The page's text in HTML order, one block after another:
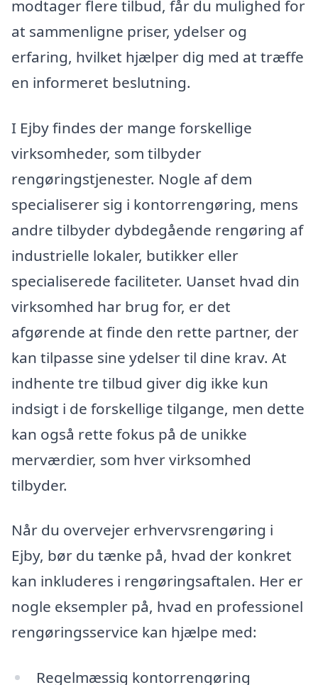
modtager flere tilbud, får du mulighed for
at sammenligne priser, ydelser og
erfaring, hvilket hjælper dig med at træffe
en informeret beslutning.
I Ejby findes der mange forskellige
virksomheder, som tilbyder
rengøringstjenester. Nogle af dem
specialiserer sig i kontorrengøring, mens
andre tilbyder dybdegående rengøring af
industrielle lokaler, butikker eller
specialiserede faciliteter. Uanset hvad din
virksomhed har brug for, er det
afgørende at finde den rette partner, der
kan tilpasse sine ydelser til dine krav. At
indhente tre tilbud giver dig ikke kun
indsigt i de forskellige tilgange, men dette
kan også rette fokus på de unikke
merværdier, som hver virksomhed
tilbyder.
Når du overvejer erhvervsrengøring i
Ejby, bør du tænke på, hvad der konkret
kan inkluderes i rengøringsaftalen. Her er
nogle eksempler på, hvad en professionel
rengøringsservice kan hjælpe med:
Regelmæssig kontorrengøring